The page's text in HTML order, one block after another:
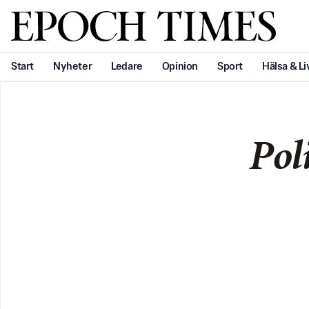
Svenska Epoch Times
Start Nyheter Ledare Opinion Sport Hälsa &